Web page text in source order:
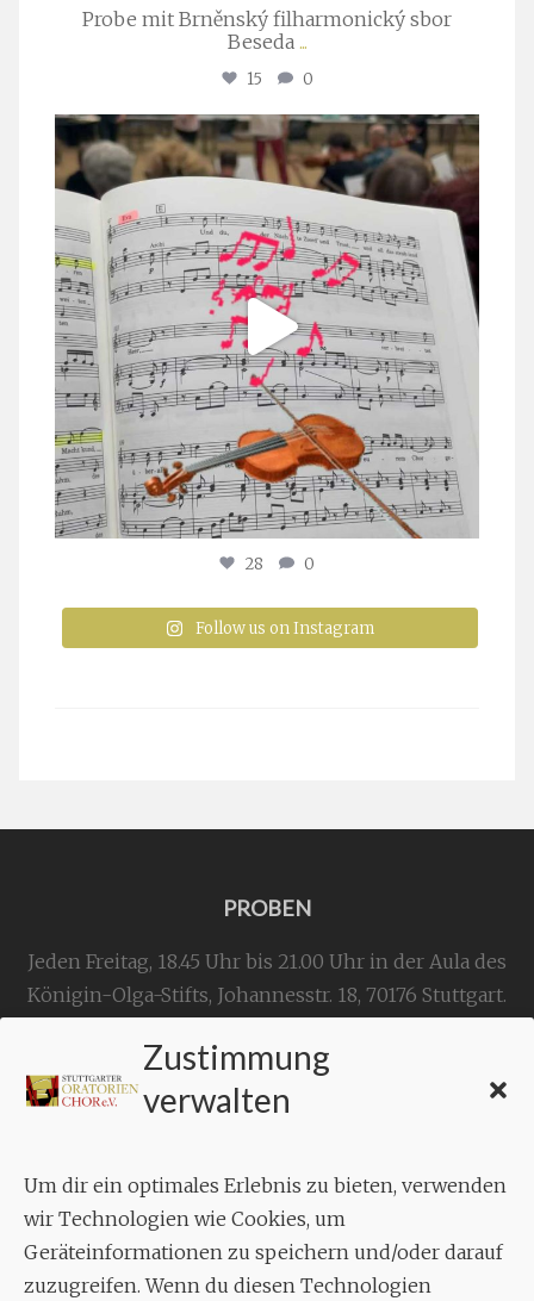
Zustimmung
verwalten
Um dir ein optimales Erlebnis zu bieten, verwenden
wir Technologien wie Cookies, um
Geräteinformationen zu speichern und/oder darauf
zuzugreifen. Wenn du diesen Technologien
Probe mit Brněnský filharmonický sbor
Beseda ...
15 0
stuttgarter_oratorienchor
Juli 23
28 0
Follow us on Instagram
PROBEN
Jeden Freitag, 18.45 Uhr bis 21.00 Uhr in der Aula des
Königin-Olga-Stifts, Johannesstr. 18, 70176 Stuttgart.
KONTAKT
Geschäftsstelle:
Aixheimer Str. 18
70619 Stuttgart
MUSIK